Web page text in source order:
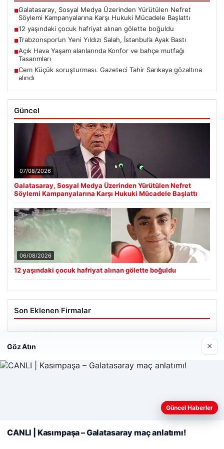
■Galatasaray, Sosyal Medya Üzerinden Yürütülen Nefret
Söylemi Kampanyalarına Karşı Hukuki Mücadele Başlattı
■12 yaşındaki çocuk hafriyat alınan gölette boğuldu
■Trabzonspor’un Yeni Yıldızı Salah, İstanbul’a Ayak Bastı
■Açık Hava Yaşam alanlarında Konfor ve bahçe mutfağı
Tasarımları
■Cem Küçük soruşturması. Gazeteci Tahir Sarıkaya gözaltına
alındı
Güncel
07/08/2026
Galatasaray, Sosyal Medya Üzerinden Yürütülen Nefret
Söylemi Kampanyalarına Karşı Hukuki Mücadele Başlattı
06/08/2026
12 yaşındaki çocuk hafriyat alınan gölette boğuldu
Son Eklenen Firmalar
Cengiz Sigorta
23/06/2026
© 2026 Haber Notları – Güncel Haberler
deneyiminizi kişiselleştirmek ve geliştirmek amacıyla çerezler
Reddet Kabul Et
Göz Atın ×
Güncel Haberler
CANLI | Kasımpaşa – Galatasaray maç anlatımı!